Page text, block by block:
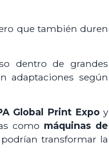
que también duren
dentro de grandes
adaptaciones según
Global Print Expo y
como máquinas de
transformar la